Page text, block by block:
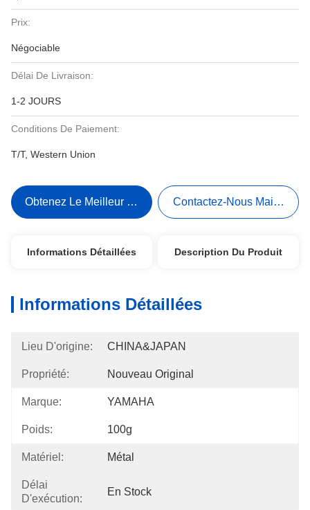
Prix:
Négociable
Délai De Livraison:
1-2 JOURS
Conditions De Paiement:
T/T, Western Union
Obtenez Le Meilleur Prix Contactez-Nous Maintenant
Informations Détaillées Description Du Produit
Informations Détaillées
Lieu D'origine: CHINA&JAPAN
Propriété: Nouveau Original
Marque: YAMAHA
Poids: 100g
Matériel: Métal
Délai
D'exécution:
En Stock